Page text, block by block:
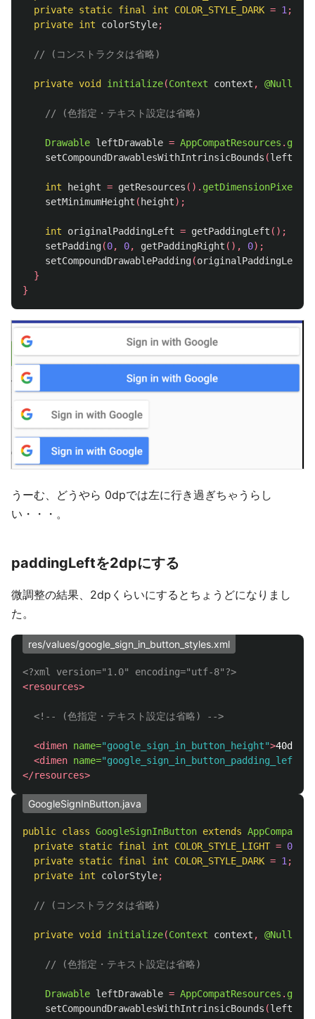
private static final int COLOR_STYLE_DARK = 1;
private int colorStyle;
// (コンストラクタは省略)
private void initialize(Context context , @Nullable
// (色指定・テキスト設定は省略)
Drawable leftDrawable = AppCompatResources .
setCompoundDrawablesWithIntrinsicBounds (
int height = getResources ().
setMinimumHeight ( height);
int originalPaddingLeft = getPaddingLeft ();
setPadding(0, 0, getPaddingRight (), 0);
setCompoundDrawablePadding(originalPaddingLeft
}
}
うーむ、どうやら 0dpでは左に行き過ぎちゃうらし
い・・・。
paddingLeftを2dpにする
微調整の結果、2dpくらいにするとちょうどになりまし
た。
res/values/google_sign_in_button_styles.xml
<?xml version="1.0" encoding="utf-8"?>
<resources>
<!-- (色指定・テキスト設定は省略) -->
<dimen name="google_sign_in_button_height">40dp
<dimen name="google_sign_in_button_padding_left"
</resources>
GoogleSignInButton.java
public class GoogleSignInButton extends
private static final int COLOR_STYLE_LIGHT = 0
private static final int COLOR_STYLE_DARK = 1 ;
private int colorStyle;
// (コンストラクタは省略)
private void initialize(Context context , @Nullable
// (色指定・テキスト設定は省略)
Drawable leftDrawable = AppCompatResources .
setCompoundDrawablesWithIntrinsicBounds (